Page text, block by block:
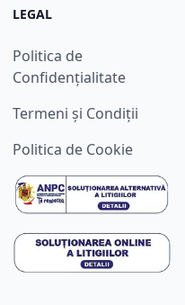
LEGAL
Politica de
Confidențialitate
Termeni și Condiții
Politica de Cookie